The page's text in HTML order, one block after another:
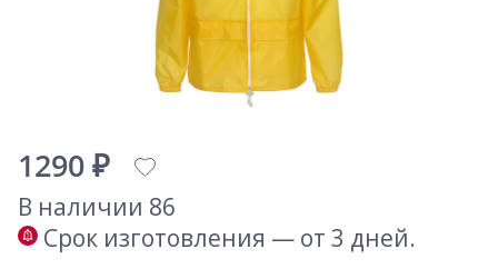
1290 ₽
В наличии 86
Срок изготовления — от 3 дней.